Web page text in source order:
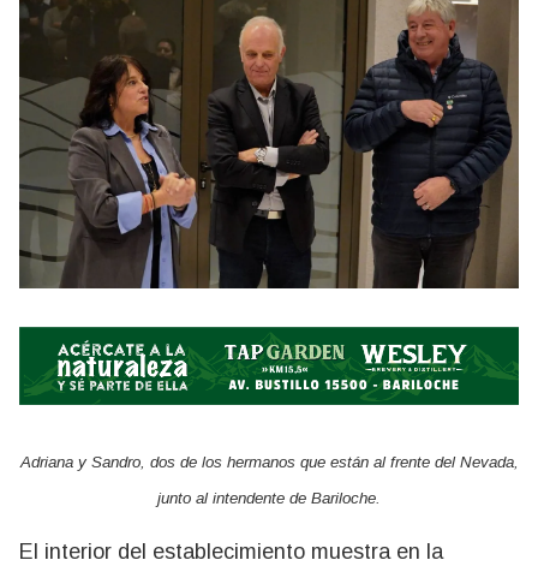
Adriana y Sandro, dos de los hermanos que están al frente del Nevada,
junto al intendente de Bariloche.
El interior del establecimiento muestra en la